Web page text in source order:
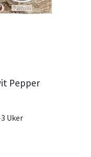
Pepper
Uker